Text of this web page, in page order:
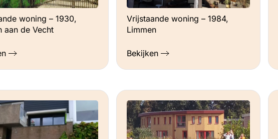
is terugverdientijd erg lang). Dit wordt
te vervallen. Verder is er veel te winnen
strategische momenten.
woning – 1930,
aan de Vecht
Vrijstaande woning – 1984,
Limmen
Bekijken